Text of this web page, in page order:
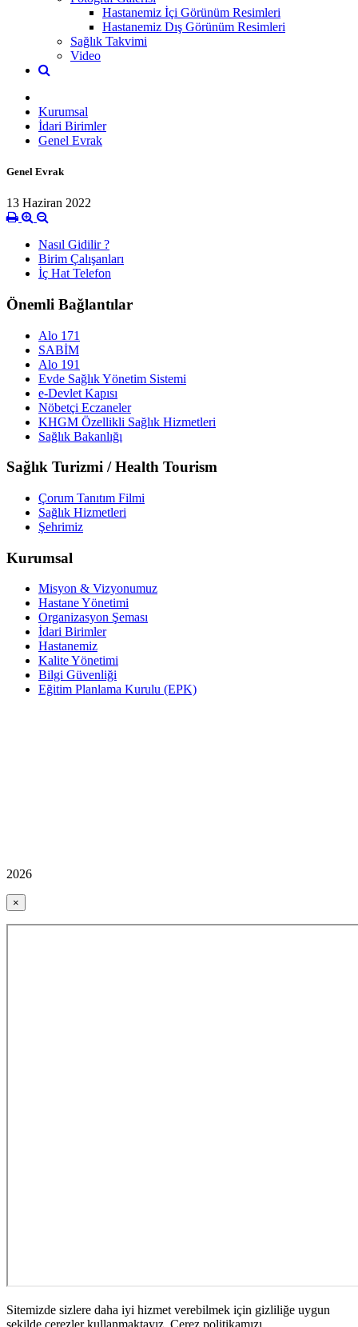
Hastanemiz İçi Görünüm Resimleri
Hastanemiz Dış Görünüm Resimleri
Sağlık Takvimi
Video
Kurumsal
İdari Birimler
Genel Evrak
Genel Evrak
13 Haziran 2022
Nasıl Gidilir ?
Birim Çalışanları
İç Hat Telefon
Önemli Bağlantılar
Alo 171
SABİM
Alo 191
Evde Sağlık Yönetim Sistemi
e-Devlet Kapısı
Nöbetçi Eczaneler
KHGM Özellikli Sağlık Hizmetleri
Sağlık Bakanlığı
Sağlık Turizmi / Health Tourism
Çorum Tanıtım Filmi
Sağlık Hizmetleri
Şehrimiz
Kurumsal
Misyon & Vizyonumuz
Hastane Yönetimi
Organizasyon Şeması
İdari Birimler
Hastanemiz
Kalite Yönetimi
Bilgi Güvenliği
Eğitim Planlama Kurulu (EPK)
2026
×
Sitemizde sizlere daha iyi hizmet verebilmek için gizliliğe uygun